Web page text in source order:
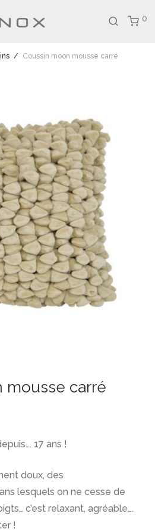
0
/ Coussin moon mousse carré
mousse carré
17 ans !
doux, des
lesquels on ne cesse de
c’est relaxant, agréable….
!